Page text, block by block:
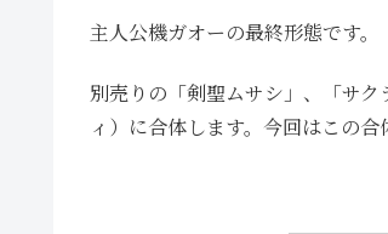
主人公機ガオーの最終形態です。
別売りの「剣聖ムサシ」、「サ
ィ）に合体します。今回はこの